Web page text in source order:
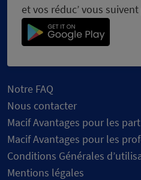
et vos réduc’ vous
Notre FAQ
Nous contacter
Macif Avantages pour les
Macif Avantages pour les
Conditions Générales
Mentions légales